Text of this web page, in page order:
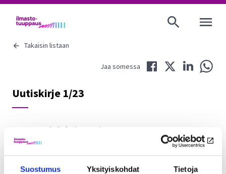
Suostumus Yksityiskohdat Tietoja
Takaisin listaan
Jaa somessa
Jaa Twitterissä
Jaa
Uutiskirje 1/23
Ajankohtaista Uutiset
Vuoden ensimmäisessä uutiskirjeessä kerromme